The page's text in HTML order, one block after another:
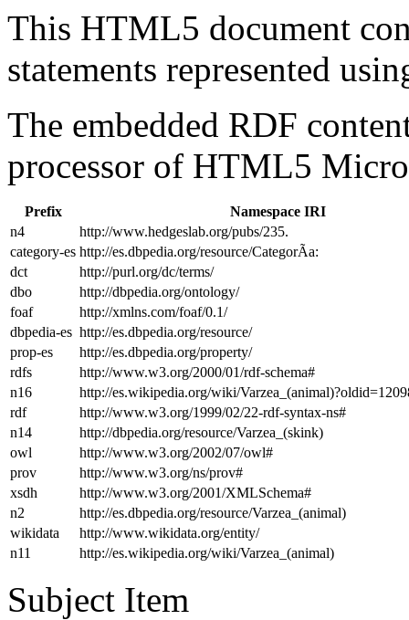
This HTML5 document
statements represented
The embedded RDF
processor of HTML5
Prefix
Namespace IRI
n4
http://www.hedgeslab.org/pubs/235.
category-es http://es.dbpedia.org/resource/CategorÃ­a:
dct
http://purl.org/dc/terms/
dbo
http://dbpedia.org/ontology/
foaf
http://xmlns.com/foaf/0.1/
dbpedia-es http://es.dbpedia.org/resource/
prop-es
http://es.dbpedia.org/property/
rdfs
http://www.w3.org/2000/01/rdf-schema#
n16
http://es.wikipedia.org/wiki/
rdf
http://www.w3.org/1999/02/22-rdf-syntax-ns#
n14
http://dbpedia.org/resource/Varzea_(skink)
owl
http://www.w3.org/2002/07/owl#
prov
http://www.w3.org/ns/prov#
xsdh
http://www.w3.org/2001/XMLSchema#
n2
http://es.dbpedia.org/resource/Varzea_(animal)
wikidata
http://www.wikidata.org/entity/
n11
http://es.wikipedia.org/wiki/Varzea_(animal)
Subject Item